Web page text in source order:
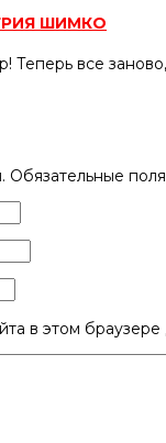
ШИМКО
все
Обязательные
в этом